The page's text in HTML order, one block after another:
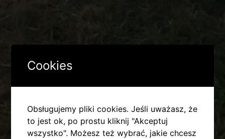
Cookies
Obsługujemy pliki cookies. Jeśli uważasz, że
to jest ok, po prostu kliknij "Akceptuj
wszystko". Możesz też wybrać, jakie chcesz